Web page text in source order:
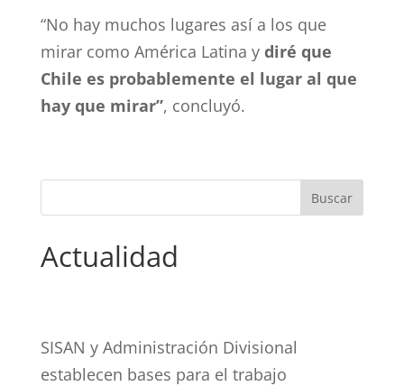
“No hay muchos lugares así a los que
mirar como América Latina y diré que
Chile es probablemente el lugar al que
hay que mirar”, concluyó.
Actualidad
SISAN y Administración Divisional
establecen bases para el trabajo